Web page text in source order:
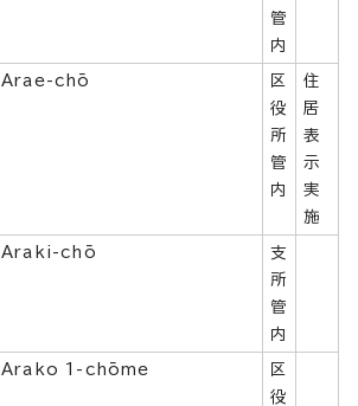
管
内
Arae-chō
区
役
所
管
内
住
居
表
示
実
施
Araki-chō
支
所
管
内
Arako 1-chōme
区
役